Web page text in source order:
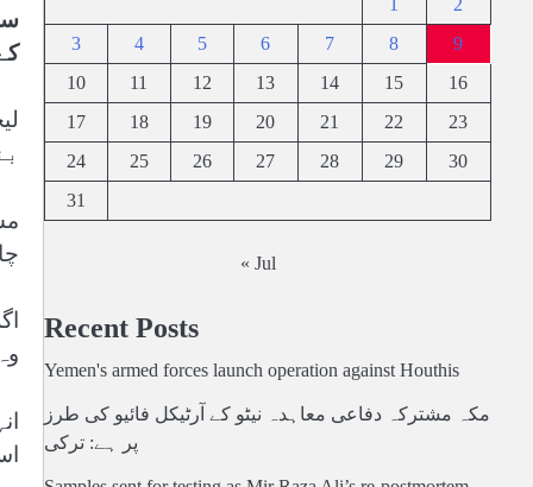
1
2
3
4 5 6 7 8
9
10
11 12 13 14 15
16
17
18 19 20 21 22
23
24
25 26 27 28 29
30
31
« Jul
Recent Posts
Yemen's armed forces launch operation against Houthis
مکہ مشترکہ دفاعی معاہدہ نیٹو کے آرٹیکل فائیو کی طرز
پر ہے: ترکی